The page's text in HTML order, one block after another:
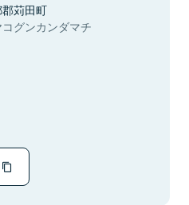
苅田町
コグンカンダマチ